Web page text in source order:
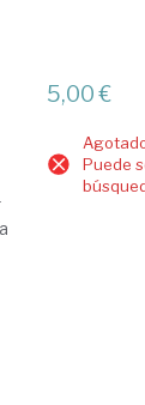
5,00 €
Puede